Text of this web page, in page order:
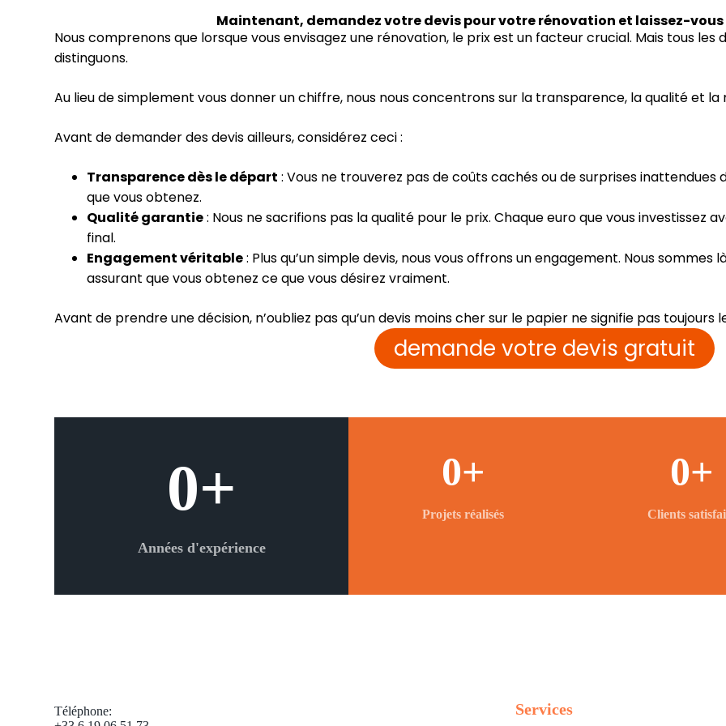
Maintenant, demandez votre devis pour votre rénovation et laissez-vous
Nous comprenons que lorsque vous envisagez une rénovation, le prix est un facteur crucial. Mais tous les
distinguons.
Au lieu de simplement vous donner un chiffre, nous nous concentrons sur la transparence, la qualité et
Avant de demander des devis ailleurs, considérez ceci :
Transparence dès le départ : Vous ne trouverez pas de coûts cachés ou de surprises inattendues
que vous obtenez.
Qualité garantie: Nous ne sacrifions pas la qualité pour le prix. Chaque euro que vous investissez
final.
Engagement véritable: Plus qu’un simple devis, nous vous offrons un engagement. Nous
assurant que vous obtenez ce que vous désirez vraiment.
Avant de prendre une décision, n’oubliez pas qu’un devis moins cher sur le papier ne signifie pas toujours
demande votre devis gratuit
0+
Années d'expérience
0+
Projets réalisés
0+
Clients
Téléphone:
Services